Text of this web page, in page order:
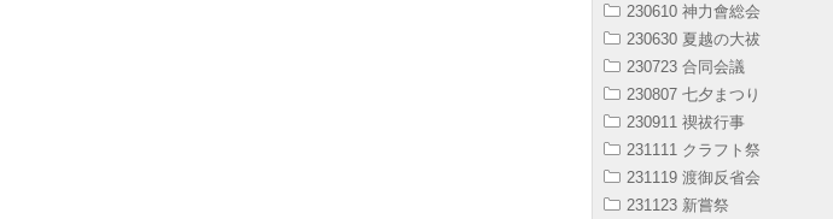
230610 神力會総会
230630 夏越の大祓
230723 合同会議
230807 七夕まつり
230911 禊祓行事
231111 クラフト祭
231119 渡御反省会
231123 新嘗祭